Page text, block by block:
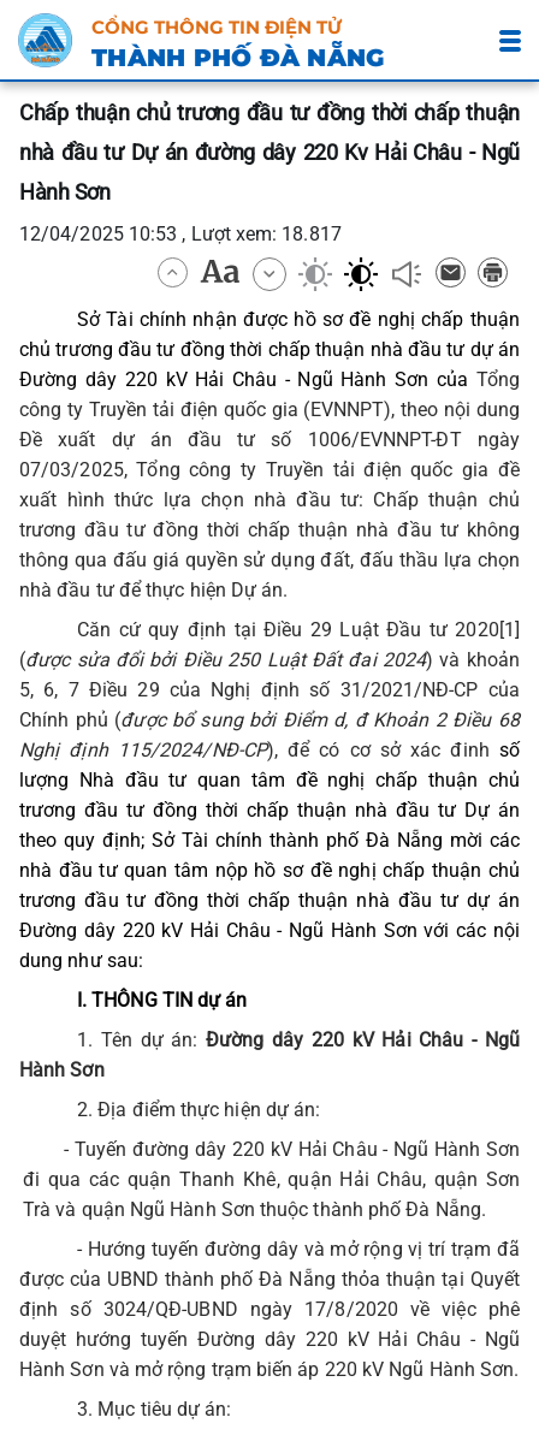
CỔNG THÔNG TIN ĐIỆN TỬ
THÀNH PHỐ ĐÀ NẴNG
Chấp thuận chủ trương đầu tư đồng thời chấp thuận
nhà đầu tư Dự án đường dây 220 Kv Hải Châu - Ngũ
Hành Sơn
12/04/2025 10:53 , Lượt xem: 18.817
Sở Tài chính nhận được hồ sơ đề nghị chấp thuận
chủ trương đầu tư đồng thời chấp thuận nhà đầu tư dự án
Đường dây 220 kV Hải Châu - Ngũ Hành Sơn của Tổng
công ty Truyền tải điện quốc gia (EVNNPT), theo nội dung
Đề xuất dự án đầu tư số 1006/EVNNPT-ĐT ngày
07/03/2025,Tổng công ty Truyền tải điện quốc gia đề
xuất hình thức lựa chọn nhà đầu tư: Chấp thuận chủ
trương đầu tư đồng thời chấp thuận nhà đầu tư không
thông qua đấu giá quyền sử dụng đất, đấu thầu lựa chọn
nhà đầu tư để thực hiện Dự án.
Căn cứ quy định tại Điều 29 Luật Đầu tư 2020[1]
(được sửa đổi bởi Điều 250 Luật Đất đai 2024) và khoản
5, 6, 7 Điều 29 của Nghị định số 31/2021/NĐ-CP của
Chính phủ (được bổ sung bởi Điểm d, đ Khoản 2 Điều 68
Nghị định 115/2024/NĐ-CP),để có cơ sở xác đinh số
lượng Nhà đầu tư quan tâm đề nghị chấp thuận chủ
trương đầu tư đồng thời chấp thuận nhà đầu tư Dự án
theo quy định; Sở Tài chính thành phố Đà Nẵng mời các
nhà đầu tư quan tâm nộp hồ sơ đề nghị chấp thuận chủ
trương đầu tư đồng thời chấp thuận nhà đầu tư dự án
Đường dây 220 kV Hải Châu - Ngũ Hành Sơn với các nội
dung như sau:
I. THÔNG TIN dự án
1. Tên dự án:Đường dây 220 kV Hải Châu - Ngũ
Hành Sơn
2. Địa điểm thực hiện dự án:
- Tuyến đường dây 220 kV Hải Châu - Ngũ Hành Sơn
đi qua các quận Thanh Khê, quận Hải Châu, quận Sơn
Trà và quận Ngũ Hành Sơn thuộc thành phố Đà Nẵng.
- Hướng tuyến đường dây và mở rộng vị trí trạm đã
được của UBND thành phố Đà Nẵng thỏa thuận tại Quyết
định số 3024/QĐ-UBND ngày 17/8/2020 về việc phê
duyệt hướng tuyến Đường dây 220 kV Hải Châu - Ngũ
Hành Sơn và mở rộng trạm biến áp 220 kV Ngũ Hành Sơn.
3. Mục tiêu dự án: